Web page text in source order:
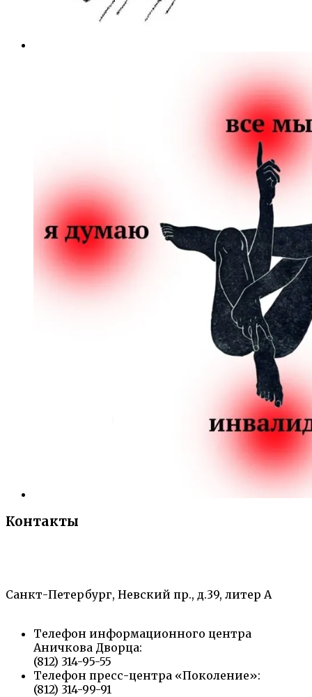
Контакты
Санкт-Петербург, Невский пр., д.39, литер А
Телефон информационного центра
Аничкова Дворца:
(812) 314-95-55
Телефон пресс-центра «Поколение»:
(812) 314-99-91